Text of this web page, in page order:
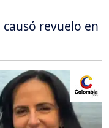
revuelo en